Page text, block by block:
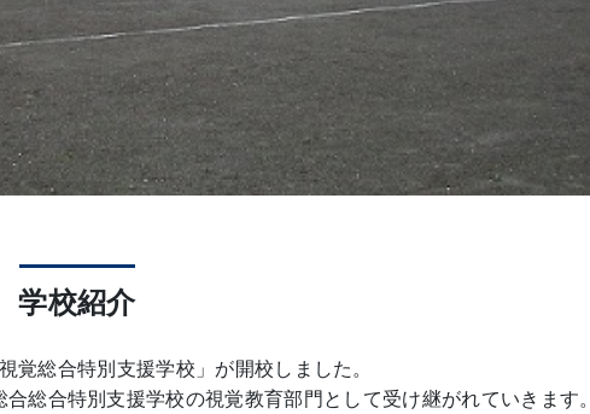
学校紹介
覚総合特別支援学校」が開校しました。
総合特別支援学校の視覚教育部門として受け継がれていきます。